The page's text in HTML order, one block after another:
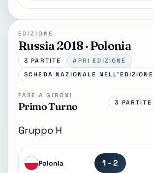
EDIZIONE
Russia 2018 · Polonia
3 PARTITE
APRI EDIZIONE
SCHEDA NAZIONALE NELL'EDIZIONE
FASE A GIRONI
Primo Turno 3 PARTITE
Gruppo H
Polonia 1 - 2